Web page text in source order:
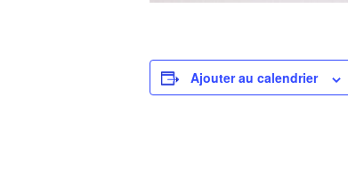
Ajouter au calendrier